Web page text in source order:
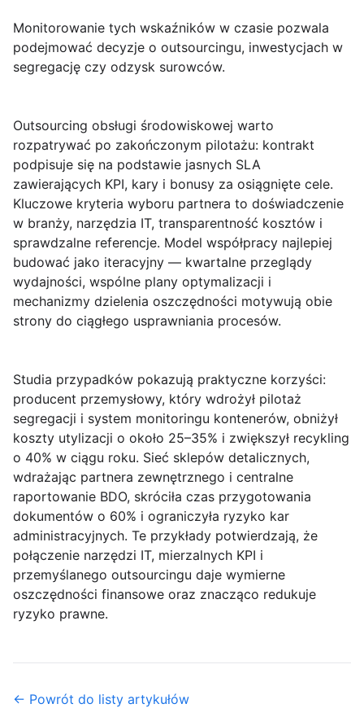
Monitorowanie tych wskaźników w czasie pozwala
podejmować decyzje o outsourcingu, inwestycjach w
segregację czy odzysk surowców.
Outsourcing obsługi środowiskowej warto
rozpatrywać po zakończonym pilotażu: kontrakt
podpisuje się na podstawie jasnych SLA
zawierających KPI, kary i bonusy za osiągnięte cele.
Kluczowe kryteria wyboru partnera to doświadczenie
w branży, narzędzia IT, transparentność kosztów i
sprawdzalne referencje. Model współpracy najlepiej
budować jako iteracyjny — kwartalne przeglądy
wydajności, wspólne plany optymalizacji i
mechanizmy dzielenia oszczędności motywują obie
strony do ciągłego usprawniania procesów.
Studia przypadków pokazują praktyczne korzyści:
producent przemysłowy, który wdrożył pilotaż
segregacji i system monitoringu kontenerów, obniżył
koszty utylizacji o około 25–35% i zwiększył recykling
o 40% w ciągu roku. Sieć sklepów detalicznych,
wdrażając partnera zewnętrznego i centralne
raportowanie BDO, skróciła czas przygotowania
dokumentów o 60% i ograniczyła ryzyko kar
administracyjnych. Te przykłady potwierdzają, że
połączenie narzędzi IT, mierzalnych KPI i
przemyślanego outsourcingu daje wymierne
oszczędności finansowe oraz znacząco redukuje
ryzyko prawne.
← Powrót do listy artykułów